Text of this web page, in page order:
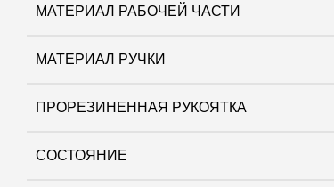
МАТЕРИАЛ РАБОЧЕЙ ЧАСТИ
МАТЕРИАЛ РУЧКИ
ПРОРЕЗИНЕННАЯ РУКОЯТКА
СОСТОЯНИЕ